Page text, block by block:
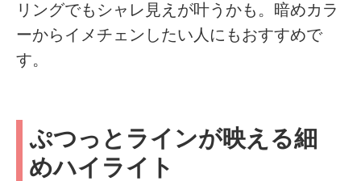
リングでもシャレ見えが叶うかも。暗めカラ
ーからイメチェンしたい人にもおすすめで
す。
ぷつっとラインが映える細
めハイライト